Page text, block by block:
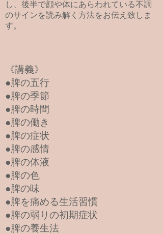
し、後半で顔や体にあらわれている不調
のサインを読み解く方法をお伝え致しま
す。
《講義》
●脾の五行
●脾の季節
●脾の時間
●脾の働き
●脾の症状
●脾の感情
●脾の体液
●脾の色
●脾の味
●脾を痛める生活習慣
●脾の弱りの初期症状
●脾の養生法